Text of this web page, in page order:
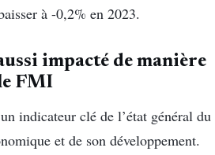
à -0,2% en 2023.
impacté de manière
FMI
indicateur clé de l’état général du
et de son développement.